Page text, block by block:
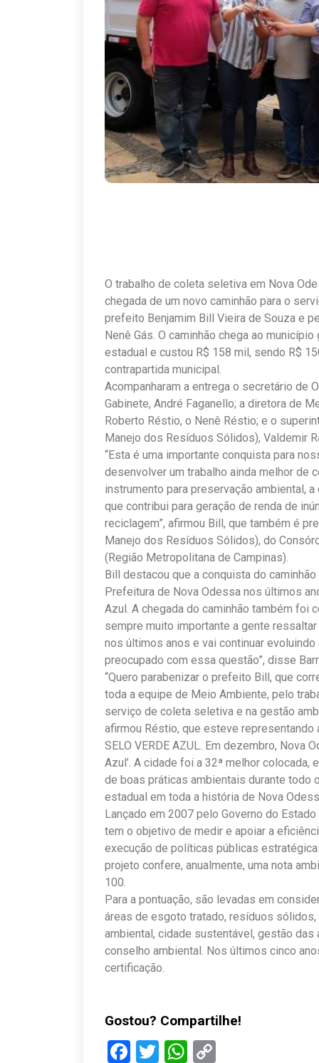
O trabalho de coleta seletiva em Nova
chegada de um novo caminhão para o
prefeito Benjamim Bill Vieira de Souza e
Nenê Gás. O caminhão chega ao
estadual e custou R$ 158 mil, sendo R$
contrapartida municipal.
Acompanharam a entrega o secretário de
Gabinete, André Faganello; a diretora de
Roberto Réstio, o Nenê Réstio; e o
Manejo dos Resíduos Sólidos), Valdemir
“Esta é uma importante conquista para
desenvolver um trabalho ainda melhor de
instrumento para preservação ambiental,
que contribui para geração de renda de
reciclagem”, afirmou Bill, que também é
Manejo dos Resíduos Sólidos), do
(Região Metropolitana de Campinas).
Bill destacou que a conquista do
Prefeitura de Nova Odessa nos últimos
Azul. A chegada do caminhão também foi
sempre muito importante a gente
nos últimos anos e vai continuar
preocupado com essa questão”, disse
“Quero parabenizar o prefeito Bill, que
toda a equipe de Meio Ambiente, pelo
serviço de coleta seletiva e na gestão
afirmou Réstio, que esteve representando
SELO VERDE AZUL. Em dezembro, Nova
Azul’. A cidade foi a 32ª melhor
de boas práticas ambientais durante todo
estadual em toda a história de Nova
Lançado em 2007 pelo Governo do
tem o objetivo de medir e apoiar a
execução de políticas públicas
projeto confere, anualmente, uma nota
100.
Para a pontuação, são levadas em
áreas de esgoto tratado, resíduos
ambiental, cidade sustentável, gestão das
conselho ambiental. Nos últimos cinco
certificação.
Gostou? Compartilhe!
Facebook
TwitterWhatsApp